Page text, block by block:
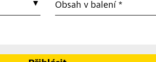
Obsah v balení *